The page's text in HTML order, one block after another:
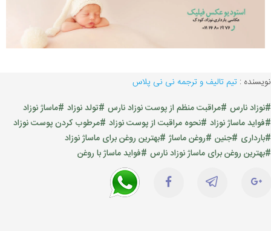
نویسنده : تیم تالیف و ترجمه نی نی پلاس
#نوزاد نارس #مراقبت منظم از پوست نوزاد نارس #تولد نوزاد #ماساژ نوزاد
#فواید ماساژ نوزاد #نحوه مراقبت از پوست نوزاد #مرطوب کردن پوست نوزاد
#بارداری #جنین #روغن ماساژ #بهترین روغن برای ماساژ نوزاد
#بهترین روغن برای ماساژ نوزاد نارس #فواید ماساژ با روغن